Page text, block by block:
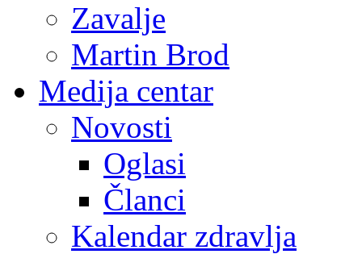
Zavalje
Martin Brod
Medija centar
Novosti
Oglasi
Članci
Kalendar zdravlja